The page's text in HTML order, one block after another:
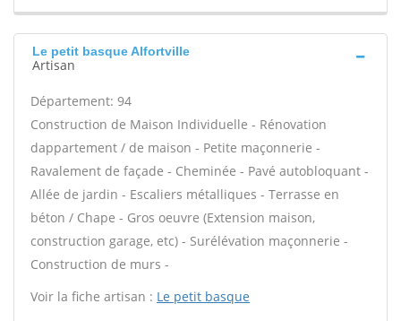
Le petit basque Alfortville
Artisan
Département: 94
Construction de Maison Individuelle - Rénovation
dappartement / de maison - Petite maçonnerie -
Ravalement de façade - Cheminée - Pavé autobloquant -
Allée de jardin - Escaliers métalliques - Terrasse en
béton / Chape - Gros oeuvre (Extension maison,
construction garage, etc) - Surélévation maçonnerie -
Construction de murs -
Voir la fiche artisan : Le petit basque